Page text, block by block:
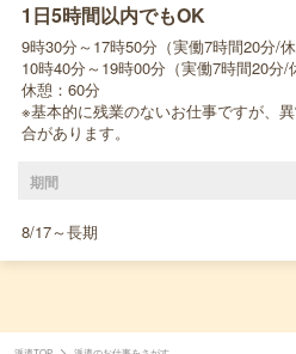
1日5時間以内でもOK
9時30分～17時50分（実働7時間20分/休
10時40分～19時00分（実働7時間20分/
休憩：60分
※基本的に残業のないお仕事ですが、
合があります。
期間
8/17～長期